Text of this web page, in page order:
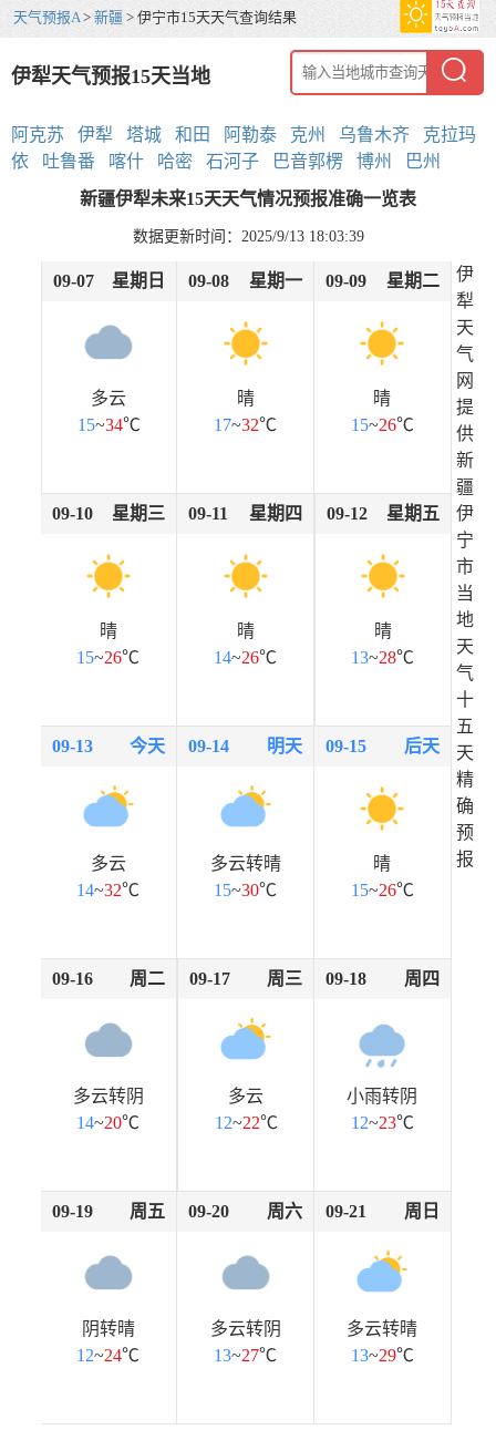
天气预报A> 新疆 > 伊宁市15天天气查询结果
伊犁天气预报15天当地
阿克苏 伊犁 塔城 和田 阿勒泰 克州 乌鲁木齐
克拉玛
依
吐鲁番 喀什 哈密 石河子 巴音郭楞 博州
巴州
新疆伊犁未来15天天气情况预报准确一览表
数据更新时间：2025/9/13 18:03:39
09-07 星期日
多云
15~34℃
09-08 星期一
晴
17~32℃
09-09 星期二
晴
15~26℃
09-10 星期三
晴
15~26℃
09-11 星期四
晴
14~26℃
09-12 星期五
晴
13~28℃
09-13 今天
多云
14~32℃
09-14 明天
多云转晴
15~30℃
09-15 后天
晴
15~26℃
09-16 周二
多云转阴
14~20℃
09-17 周三
多云
12~22℃
09-18 周四
小雨转阴
12~23℃
09-19 周五
阴转晴
12~24℃
09-20 周六
多云转阴
13~27℃
09-21 周日
多云转晴
13~29℃
伊
犁
天
气
网
提
供
新
疆
伊
宁
市
当
地
天
气
十
五
天
精
确
预
报